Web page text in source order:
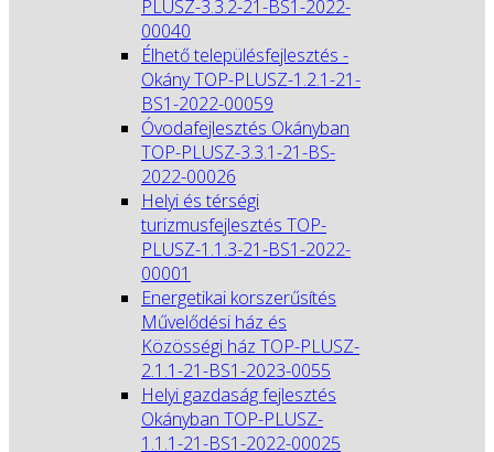
PLUSZ-3.3.2-21-BS1-2022-
00040
Élhető településfejlesztés -
Okány TOP-PLUSZ-1.2.1-21-
BS1-2022-00059
Óvodafejlesztés Okányban
TOP-PLUSZ-3.3.1-21-BS-
2022-00026
Helyi és térségi
turizmusfejlesztés TOP-
PLUSZ-1.1.3-21-BS1-2022-
00001
Energetikai korszerűsítés
Művelődési ház és
Közösségi ház TOP-PLUSZ-
2.1.1-21-BS1-2023-0055
Helyi gazdaság fejlesztés
Okányban TOP-PLUSZ-
1.1.1-21-BS1-2022-00025